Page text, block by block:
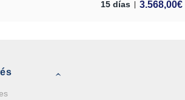
15 días 3.568,00€